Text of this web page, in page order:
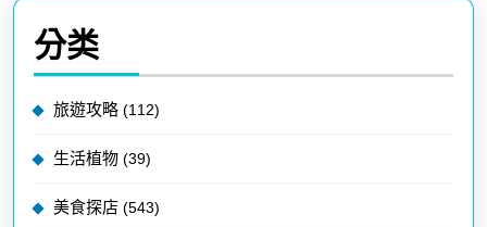
分类
旅遊攻略 (112)
生活植物 (39)
美食探店 (543)